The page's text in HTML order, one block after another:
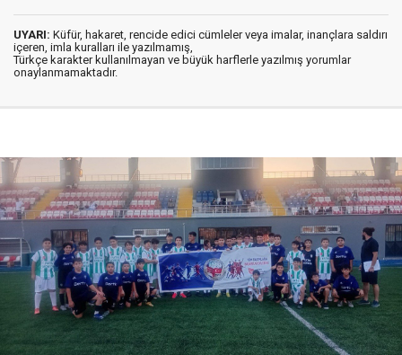
UYARI: Küfür, hakaret, rencide edici cümleler veya imalar, inançlara saldırı
içeren, imla kuralları ile yazılmamış,
Türkçe karakter kullanılmayan ve büyük harflerle yazılmış yorumlar
onaylanmamaktadır.